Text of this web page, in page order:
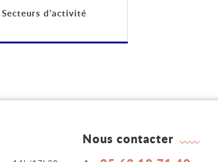
Secteurs d'activité
Nous contacter